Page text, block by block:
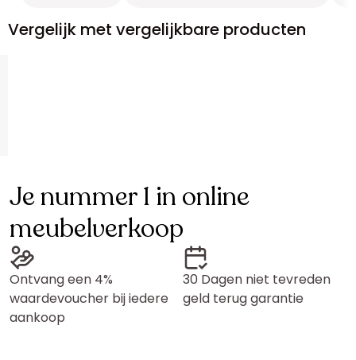
Vergelijk met vergelijkbare producten
Je nummer 1 in online
meubelverkoop
Ontvang een 4%
waardevoucher bij iedere
aankoop
30 Dagen niet tevreden
geld terug garantie